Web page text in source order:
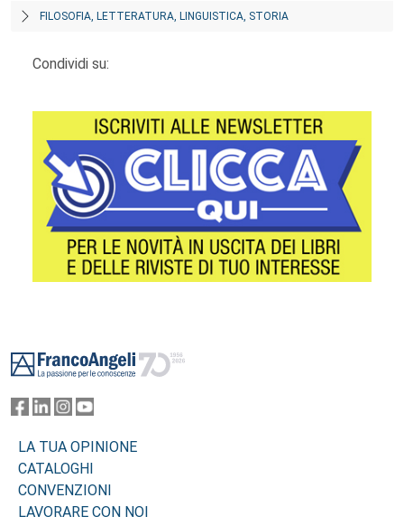
FILOSOFIA, LETTERATURA, LINGUISTICA, STORIA
Condividi su:
LA TUA OPINIONE
CATALOGHI
CONVENZIONI
LAVORARE CON NOI